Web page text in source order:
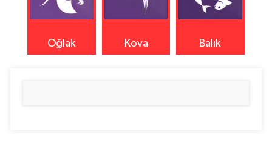
Oğlak Kova Balık